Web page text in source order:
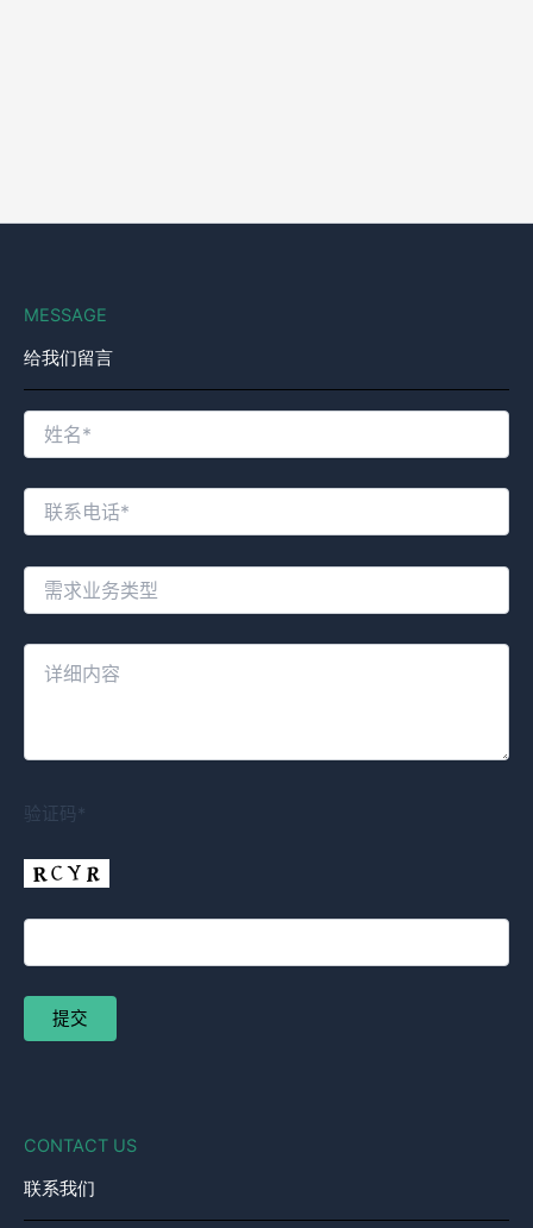
MESSAGE
给我们留言
验证码*
CONTACT US
联系我们